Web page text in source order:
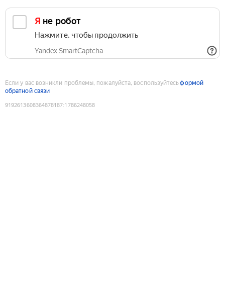
Я не робот
Нажмите, чтобы продолжить
Yandex SmartCaptcha
Если у вас возникли проблемы, пожалуйста, воспользуйтесьформой
обратной связи
9192613608364878187:1786248058